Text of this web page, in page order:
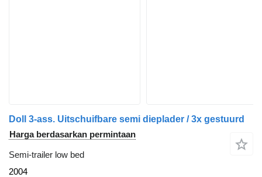
Doll 3-ass. Uitschuifbare semi dieplader / 3x gestuurd
Harga berdasarkan permintaan
Semi-trailer low bed
2004